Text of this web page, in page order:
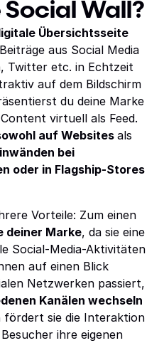
Social Wall?
Übersichtsseite
aus Social Media
Twitter etc. in Echtzeit
auf dem Bildschirm
du deine Marke
virtuell als Feed.
auf Websitesals
bei
oder in Flagship-Stores
Vorteile: Zum einen
deiner Marke, da sie eine
Social-Media-Aktivitäten
auf einen Blick
Netzwerken passiert,
Kanälen wechseln
fördert sie die Interaktion
ihre eigenen